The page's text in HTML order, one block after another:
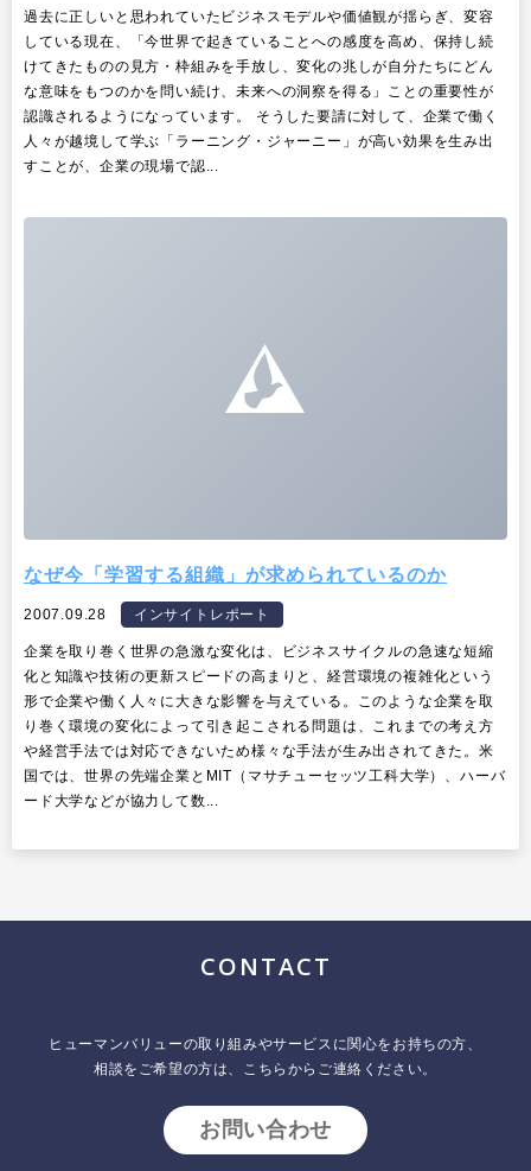
過去に正しいと思われていたビジネスモデルや価値観が揺らぎ、変容
している現在、「今世界で起きていることへの感度を高め、保持し続
けてきたものの見方・枠組みを手放し、変化の兆しが自分たちにどん
な意味をもつのかを問い続け、未来への洞察を得る」ことの重要性が
認識されるようになっています。 そうした要請に対して、企業で働く
人々が越境して学ぶ「ラーニング・ジャーニー」が高い効果を生み出
すことが、企業の現場で認...
なぜ今「学習する組織」が求められているのか
2007.09.28 インサイトレポート
企業を取り巻く世界の急激な変化は、ビジネスサイクルの急速な短縮
化と知識や技術の更新スピードの高まりと、経営環境の複雑化という
形で企業や働く人々に大きな影響を与えている。このような企業を取
り巻く環境の変化によって引き起こされる問題は、これまでの考え方
や経営手法では対応できないため様々な手法が生み出されてきた。米
国では、世界の先端企業とMIT（マサチューセッツ工科大学）、ハーバ
ード大学などが協力して数...
CONTACT
ヒューマンバリューの取り組みやサービスに関心をお持ちの方、
相談をご希望の方は、こちらからご連絡ください。
お問い合わせ